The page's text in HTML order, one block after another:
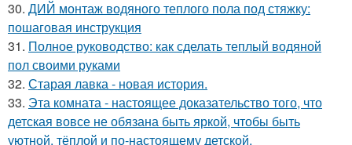
30. ДИЙ монтаж водяного теплого пола под стяжку:
пошаговая инструкция
31. Полное руководство: как сделать теплый водяной
пол своими руками
32. Старая лавка - новая история.
33. Эта комната - настоящее доказательство того, что
детская вовсе не обязана быть яркой, чтобы быть
уютной, тёплой и по-настоящему детской.